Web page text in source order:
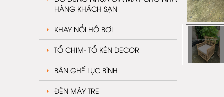
HÀNG KHÁCH SẠN
KHAY NỔI HỒ BƠI
TỔ CHIM- TỔ KÉN DECOR
BÀN GHẾ LỤC BÌNH
ĐÈN MÂY TRE